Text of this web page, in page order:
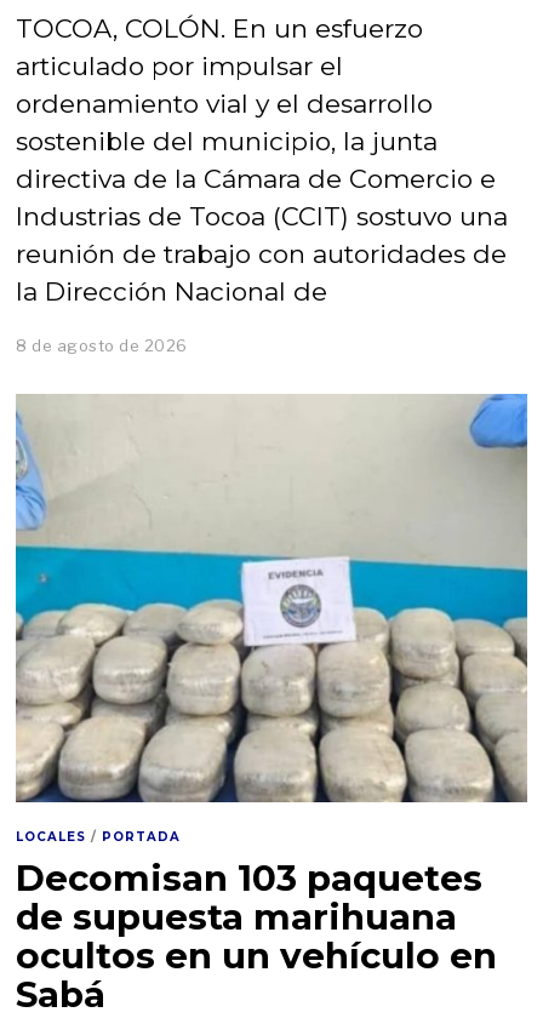
TOCOA, COLÓN. En un esfuerzo
articulado por impulsar el
ordenamiento vial y el desarrollo
sostenible del municipio, la junta
directiva de la Cámara de Comercio e
Industrias de Tocoa (CCIT) sostuvo una
reunión de trabajo con autoridades de
la Dirección Nacional de
8 de agosto de 2026
LOCALES / PORTADA
Decomisan 103 paquetes
de supuesta marihuana
ocultos en un vehículo en
Sabá